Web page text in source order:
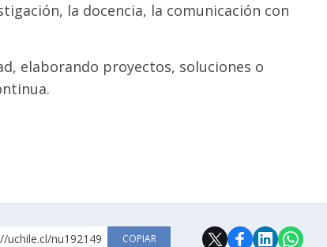
la docencia, la comunicación con
elaborando proyectos, soluciones o
uchile.cl/nu192149 COPIAR